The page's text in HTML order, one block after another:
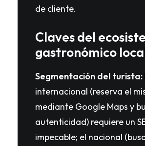
de cliente.
Claves del
gastronómico
Segmentación del turista:
internacional (reserva el
mediante Google Maps y
autenticidad) requiere un
impecable; el nacional